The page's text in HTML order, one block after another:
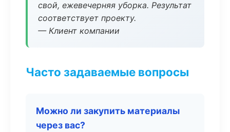
свой, ежевечерняя уборка. Результат
соответствует проекту.
— Клиент компании
Часто задаваемые вопросы
Можно ли закупить материалы
через вас?